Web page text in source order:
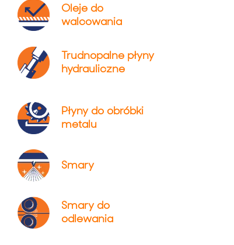
Oleje do
walcowania
Trudnopalne płyny
hydrauliczne
Płyny do obróbki
metalu
Smary
Smary do
odlewania